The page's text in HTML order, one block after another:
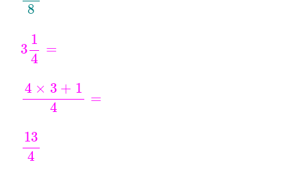
8
3
1
4
=
4 × 3 + 1
4
=
13
4